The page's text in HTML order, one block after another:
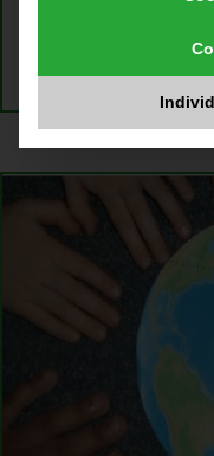
Staaten und für
Artensterben,